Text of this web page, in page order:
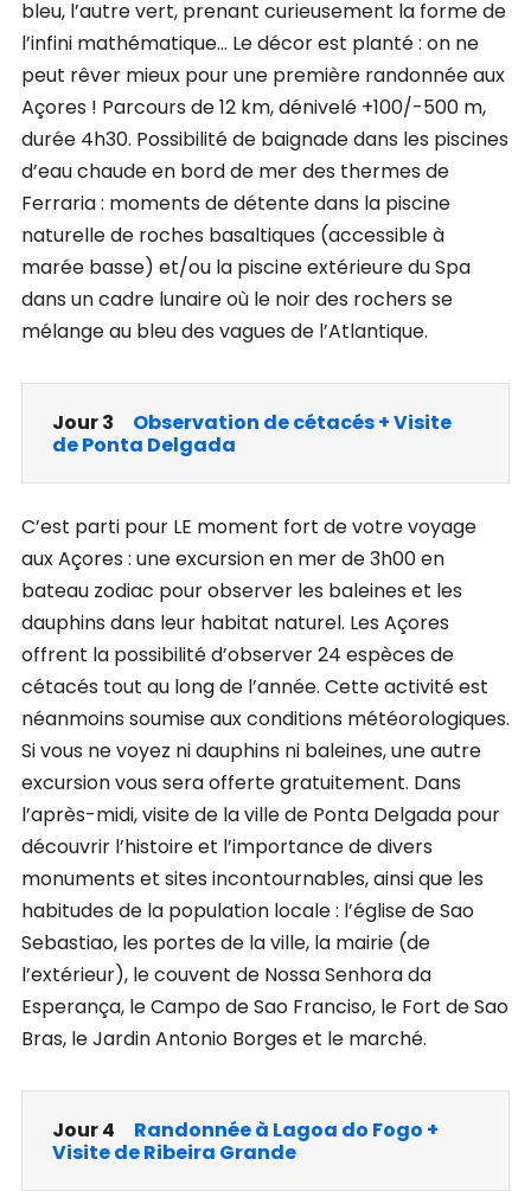
bleu, l’autre vert, prenant curieusement la forme de
l’infini mathématique… Le décor est planté : on ne
peut rêver mieux pour une première randonnée aux
Açores ! Parcours de 12 km, dénivelé +100/-500 m,
durée 4h30. Possibilité de baignade dans les piscines
d’eau chaude en bord de mer des thermes de
Ferraria : moments de détente dans la piscine
naturelle de roches basaltiques (accessible à
marée basse) et/ou la piscine extérieure du Spa
dans un cadre lunaire où le noir des rochers se
mélange au bleu des vagues de l’Atlantique.
Jour 3
Observation de cétacés + Visite
de Ponta Delgada
C’est parti pour LE moment fort de votre voyage
aux Açores : une excursion en mer de 3h00 en
bateau zodiac pour observer les baleines et les
dauphins dans leur habitat naturel. Les Açores
offrent la possibilité d’observer 24 espèces de
cétacés tout au long de l’année. Cette activité est
néanmoins soumise aux conditions météorologiques.
Si vous ne voyez ni dauphins ni baleines, une autre
excursion vous sera offerte gratuitement. Dans
l’après-midi, visite de la ville de Ponta Delgada pour
découvrir l’histoire et l’importance de divers
monuments et sites incontournables, ainsi que les
habitudes de la population locale : l’église de Sao
Sebastiao, les portes de la ville, la mairie (de
l’extérieur), le couvent de Nossa Senhora da
Esperança, le Campo de Sao Franciso, le Fort de Sao
Bras, le Jardin Antonio Borges et le marché.
Jour 4
Randonnée à Lagoa do Fogo +
Visite de Ribeira Grande